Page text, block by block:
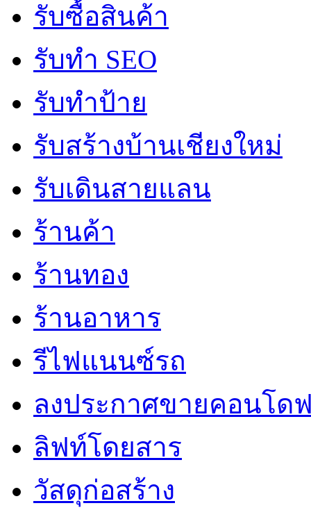
รับซื้อสินค้า
รับทำ SEO
รับทำป้าย
รับสร้างบ้านเชียงใหม่
รับเดินสายแลน
ร้านค้า
ร้านทอง
ร้านอาหาร
รีไฟแนนซ์รถ
ลงประกาศขายคอนโด
ลิฟท์โดยสาร
วัสดุก่อสร้าง